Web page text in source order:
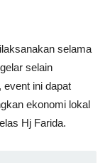
selama
selain
event ini dapat
ekonomi lokal
Hj Farida.